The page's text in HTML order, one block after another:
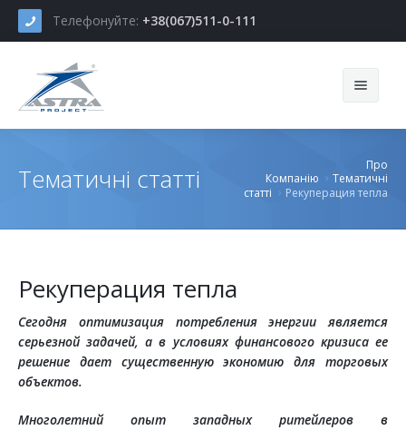
Телефонуйте: +38(067)511-0-111
Про Компанію
Історія компанії
Наша команда
Наші Клієнти
Наші послуги
Виробництво
Логістика
Контакти
Тематичні статті
Про
Компанію
Тематичні
статті
Рекуперация тепла
Рекуперация тепла
Сегодня оптимизация потребления энергии является
серьезной задачей, а в условиях финансового кризиса ее
решение дает существенную экономию для торговых
объектов.
Многолетний опыт западных ритейлеров в